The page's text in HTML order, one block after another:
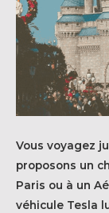
Vous voyagez
proposons un
Paris ou à un
véhicule Tesla